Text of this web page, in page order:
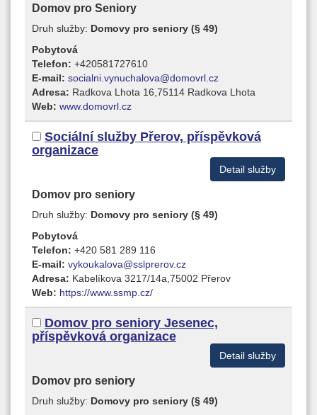
Domov pro Seniory
Druh služby: Domovy pro seniory (§ 49)
Pobytová
Telefon: +420581727610
E-mail: socialni.vynuchalova@domovrl.cz
Adresa: Radkova Lhota 16,75114 Radkova Lhota
Web: www.domovrl.cz
Sociální služby Přerov, příspěvková
organizace
Detail služby
Domov pro seniory
Druh služby: Domovy pro seniory (§ 49)
Pobytová
Telefon: +420 581 289 116
E-mail: vykoukalova@sslprerov.cz
Adresa: Kabelíkova 3217/14a,75002 Přerov
Web: https://www.ssmp.cz/
Domov pro seniory Jesenec,
příspěvková organizace
Detail služby
Domov pro seniory
Druh služby: Domovy pro seniory (§ 49)